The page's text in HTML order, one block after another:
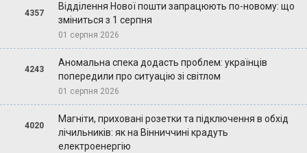
4357
Відділення Нової пошти запрацюють по-новому: що
зміниться з 1 серпня
01 серпня 2026
4243
Аномальна спека додасть проблем: українців
попередили про ситуацію зі світлом
01 серпня 2026
4020
Магніти, приховані розетки та підключення в обхід
лічильників: як на Вінниччині крадуть
електроенергію